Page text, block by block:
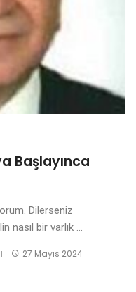
Başlayınca
Dilerseniz
nasıl bir varlık ...
27 Mayıs 2024